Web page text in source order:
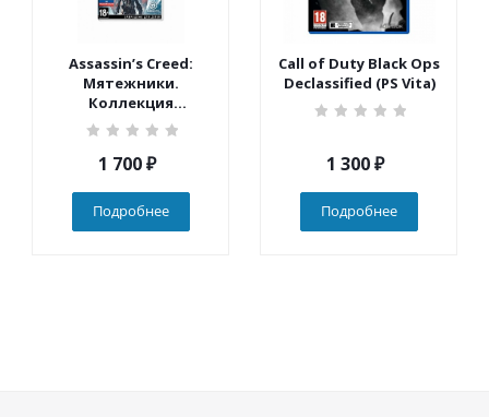
Assassin’s Creed:
Мятежники.
Коллекция
(Nintendo Switch)
1 700₽
Подробнее
Call of Duty Black Ops
Declassified (PS Vita)
1 300₽
Подробнее